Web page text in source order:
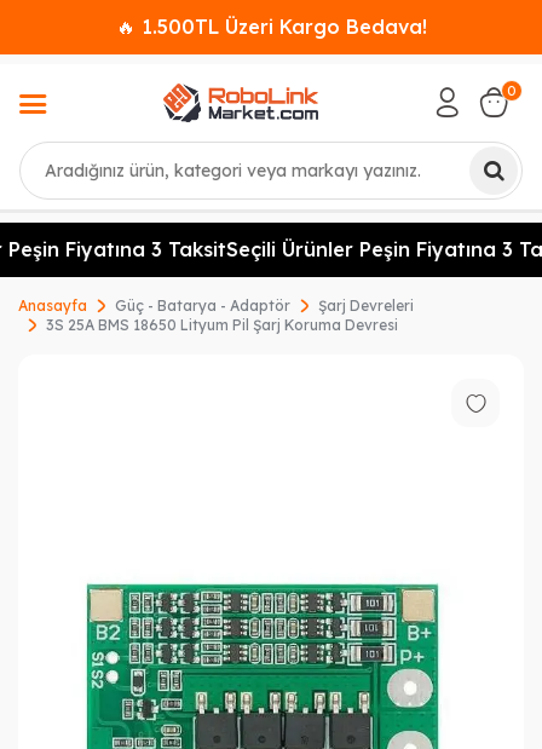
🔥 1.500TL Üzeri Kargo Bedava!
Ara
0
Fiyatına 3 TaksitSeçili Ürünler Peşin Fiyatına 3
Anasayfa Güç - Batarya - Adaptör
Şarj Devreleri
3S 25A BMS 18650 Lityum Pil Şarj Koruma Devresi